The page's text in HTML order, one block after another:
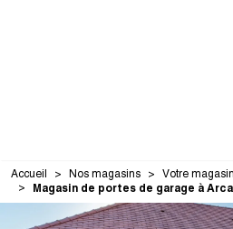
Accueil Nos magasins Votre
Magasin de portes de garage à